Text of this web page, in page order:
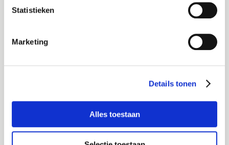
Statistieken
Marketing
Details tonen
Alles toestaan
Een eindejaarsuitkering van 3%.
professionele groei.
sportschool of massage.
Thuiswerkmogelijkheden + budget om je
Flexibele werktijden, met de optie om 4×9 te
werken.
privacy statement